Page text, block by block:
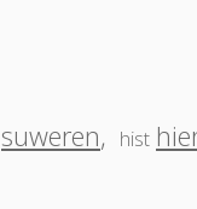
suweren, hist